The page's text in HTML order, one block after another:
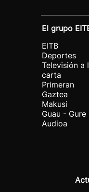
El grupo
EITB
Deportes
Televisión a
carta
Primeran
Gaztea
Makusi
Guau - Gure
Audioa